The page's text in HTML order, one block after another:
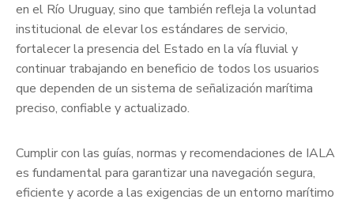
en el Río Uruguay, sino que también refleja la voluntad
institucional de elevar los estándares de servicio,
fortalecer la presencia del Estado en la vía fluvial y
continuar trabajando en beneficio de todos los usuarios
que dependen de un sistema de señalización marítima
preciso, confiable y actualizado.
Cumplir con las guías, normas y recomendaciones de IALA
es fundamental para garantizar una navegación segura,
eficiente y acorde a las exigencias de un entorno marítimo